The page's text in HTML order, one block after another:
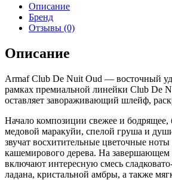
Nuit
Oud
ml
оригинал
Описание
Бренд
Отзывы (0)
Описание
Armaf Club De Nuit Oud — восточный
рамках премиальной линейки Club De
оставляет завораживающий шлейф,
Начало композиции свежее и бодрящее,
медовой маракуйи, спелой груша и
звучат восхитительные цветочные
кашемирового дерева. На завершающем
включают интересную смесь
ладана, кристальной амбры, а также